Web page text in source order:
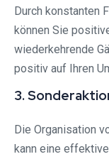
Durch konstanten
können Sie
wiederkehrende
positiv auf Ihren
3.
Die Organisation
kann eine